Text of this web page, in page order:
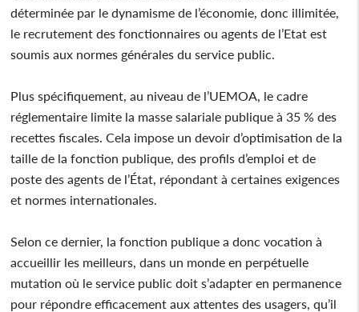
déterminée par le dynamisme de l’économie, donc illimitée,
le recrutement des fonctionnaires ou agents de l’Etat est
soumis aux normes générales du service public.
Plus spécifiquement, au niveau de l’UEMOA, le cadre
réglementaire limite la masse salariale publique à 35 % des
recettes fiscales. Cela impose un devoir d’optimisation de la
taille de la fonction publique, des profils d’emploi et de
poste des agents de l’État, répondant à certaines exigences
et normes internationales.
Selon ce dernier, la fonction publique a donc vocation à
accueillir les meilleurs, dans un monde en perpétuelle
mutation où le service public doit s’adapter en permanence
pour répondre efficacement aux attentes des usagers, qu’il